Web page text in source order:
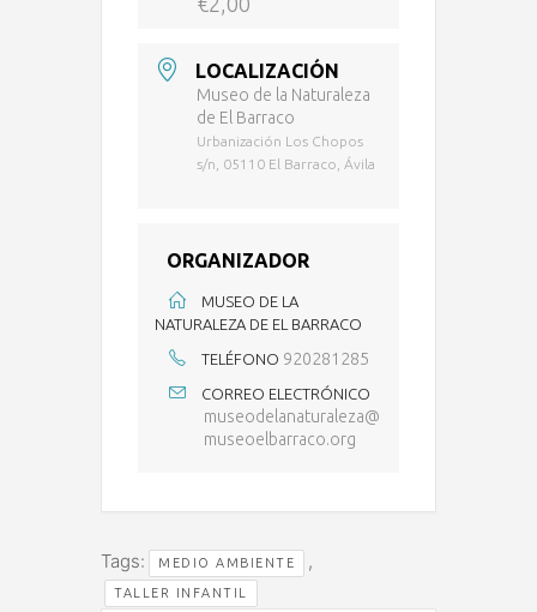
LOCALIZACIÓN
Museo de la Naturaleza
de El Barraco
Urbanización Los Chopos
s/n, 05110 El Barraco, Ávila
ORGANIZADOR
MUSEO DE LA
NATURALEZA DE EL BARRACO
TELÉFONO 920281285
CORREO ELECTRÓNICO
museodelanaturaleza@
museoelbarraco.org
Tags: MEDIO AMBIENTE ,
TALLER INFANTIL